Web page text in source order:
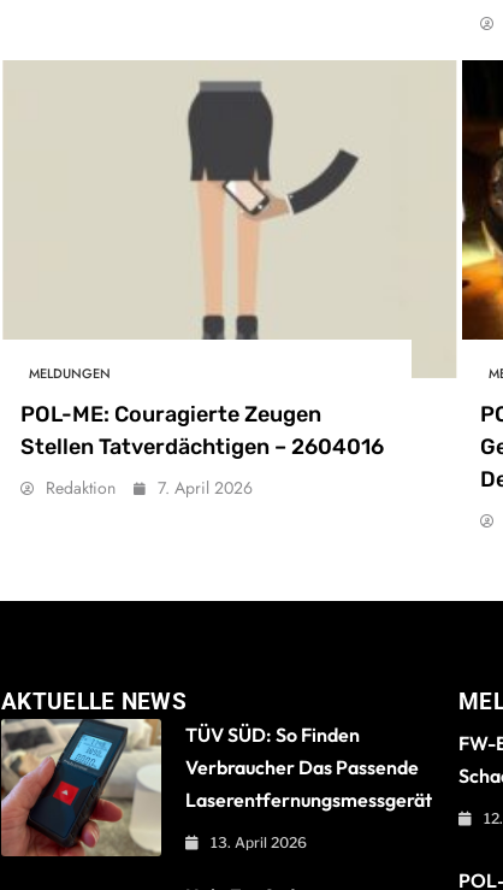
MELDUNGEN
POL-ME: Couragierte Zeugen
Stellen Tatverdächtigen – 2604016
Redaktion 7. April 2026
AKTUELLE NEWS
TÜV SÜD: So Finden
Verbraucher Das Passende
Laserentfernungsmessgerät
13. April 2026
FW-